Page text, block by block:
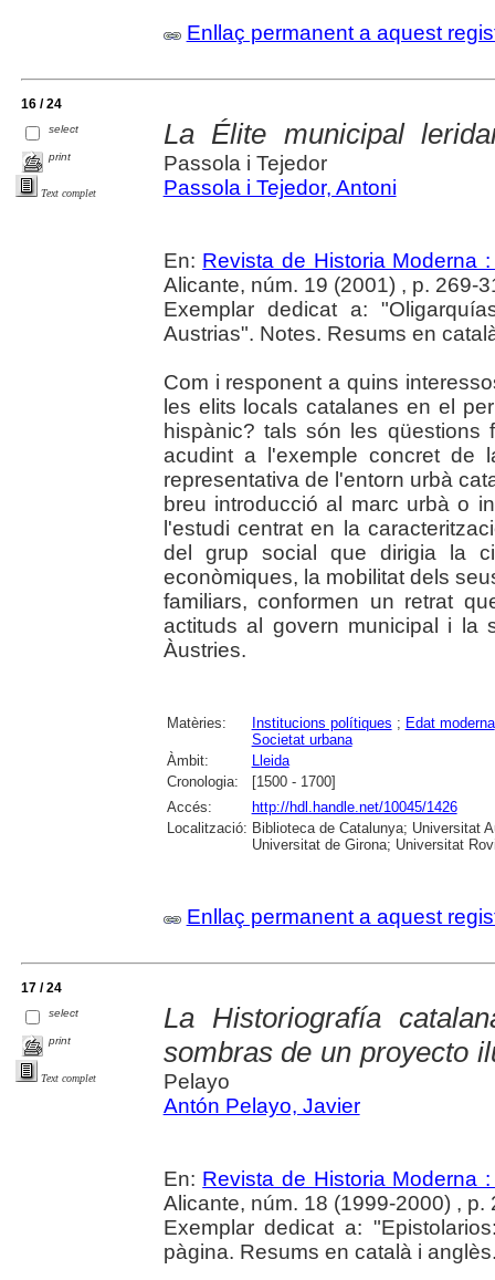
Enllaç permanent a aquest
16 / 24
select
print
Text complet
La Élite municipal
Passola i Tejedor
Passola i Tejedor, Antoni
En: Revista de Historia Moderna
Alicante, núm. 19 (2001) , p. 269-
Exemplar dedicat a:
Austrias". Notes. Resums en
Com i responent a quins
les elits locals catalanes en el
hispànic? tals són les qüestions
acudint a l'exemple concret de
representativa de l'entorn urbà
breu introducció al marc urbà o
l'estudi centrat en la
del grup social que dirigia la
econòmiques, la mobilitat dels
familiars, conformen un retrat
actituds al govern municipal i la
Àustries.
Matèries: Institucions polítiques ; Edat moderna
Societat urbana
Àmbit:
Lleida
Cronologia:
[1500 - 1700]
Accés:
http://hdl.handle.net/10045/1426
Localització: Biblioteca de Catalunya; Universitat
Universitat de Girona; Universitat
Enllaç permanent a aquest
17 / 24
select
print
Text complet
La Historiografía
sombras de un proyecto
Pelayo
Antón Pelayo, Javier
En: Revista de Historia Moderna
Alicante, núm. 18 (1999-2000) , p.
Exemplar dedicat a:
pàgina. Resums en català i